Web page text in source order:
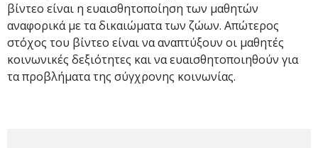
βίντεο είναι η ευαισθητοποίηση των μαθητών
αναφορικά με τα δικαιώματα των ζώων. Απώτερος
στόχος του βίντεο είναι να αναπτύξουν οι μαθητές
κοινωνικές δεξιότητες και να ευαισθητοποιηθούν για
τα προβλήματα της σύγχρονης κοινωνίας.​